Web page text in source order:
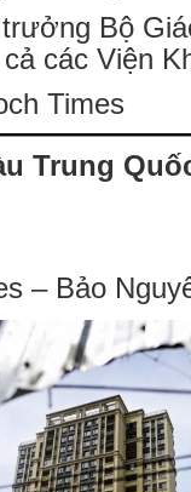
Bộ
các Viện
Times
Trung
– Bảo